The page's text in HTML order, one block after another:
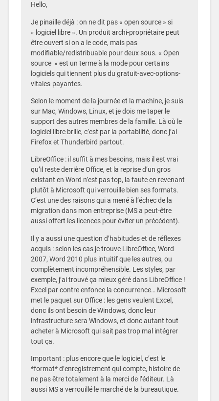
Hello,
Je pinaille déjà : on ne dit pas « open source » si
« logiciel libre ». Un produit archi-propriétaire peut
être ouvert si on a le code, mais pas
modifiable/redistribuable pour deux sous. « Open
source » est un terme à la mode pour certains
logiciels qui tiennent plus du gratuit-avec-options-
vitales-payantes.
Selon le moment de la journée et la machine, je suis
sur Mac, Windows, Linux, et je dois me taper le
support des autres membres de la famille. Là où le
logiciel libre brille, c’est par la portabilité, donc j’ai
Firefox et Thunderbird partout.
LibreOffice : il suffit à mes besoins, mais il est vrai
qu’il reste derrière Office, et la reprise d’un gros
existant en Word n’est pas top, la faute en revenant
plutôt à Microsoft qui verrouille bien ses formats.
C’est une des raisons qui a mené à l’échec de la
migration dans mon entreprise (MS a peut-être
aussi offert les licences pour éviter un précédent).
Il y a aussi une question d’habitudes et de réflexes
acquis : selon les cas je trouve LibreOffice, Word
2007, Word 2010 plus intuitif que les autres, ou
complètement incompréhensible. Les styles, par
exemple, j’ai trouvé ça mieux géré dans LibreOffice !
Excel par contre enfonce la concurrence… Microsoft
met le paquet sur Office : les gens veulent Excel,
donc ils ont besoin de Windows, donc leur
infrastructure sera Windows, et donc autant tout
acheter à Microsoft qui sait pas trop mal intégrer
tout ça.
Important : plus encore que le logiciel, c’est le
*format* d’enregistrement qui compte, histoire de
ne pas être totalement à la merci de l’éditeur. Là
aussi MS a verrouillé le marché de la bureautique.